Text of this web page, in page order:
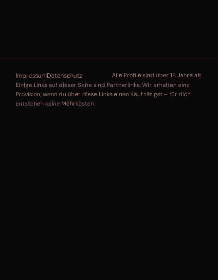
ImpressumDatenschutz
Alle Profile sind über 18 Jahre alt.
Einige Links auf dieser Seite sind Partnerlinks. Wir erhalten eine
Provision, wenn du über diese Links einen Kauf tätigst – für dich
entstehen keine Mehrkosten.